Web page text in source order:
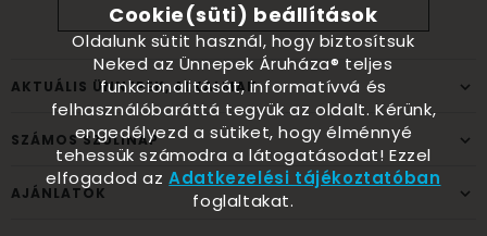
AKTUÁLIS ÜNNEPEK, ALKALMAK
SZÁMOS SZÜLINAP
AJÁNLATOK
Cookie(süti) beállítások
Oldalunk sütit használ, hogy biztosítsuk
Neked az Ünnepek Áruháza® teljes
funkcionalitását, informatívvá és
felhasználóbaráttá tegyük az oldalt. Kérünk,
engedélyezd a sütiket, hogy élménnyé
tehessük számodra a látogatásodat! Ezzel
elfogadod azAdatkezelési tájékoztatóban
foglaltakat.